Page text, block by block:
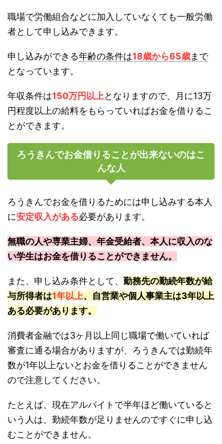
職場で労働組合などに加入していなくても一般労働
者として申し込みできます。
申し込みができる年齢の条件は18歳から65歳まで
となっています。
年収条件は150万円以上となりますので、月に13万
円程度以上の給料をもらっていればお金を借りるこ
とができます。
ろうきんでお金借りることが出来ないのはこ
んな人
ろうきんでお金を借りるためには申し込みする本人
に安定収入がある必要があります。
無職の人や専業主婦、年金受給者、本人に収入のな
い学生はお金を借りることができません。
また、申し込み条件として、 勤務先の勤続年数が給
与所得者は1年以上、自営業や個人事業主は3年以上
ある必要があります。
消費者金融では3ヶ月以上同じ職場で働いていれば
審査に通る場合がありますが、ろうきんでは勤続年
数が1年以上ないとお金を借りることができません
ので注意してください。
たとえば、現在アルバイトで半年ほど働いていると
いう人は、勤続年数が足りませんのですぐに申し込
むことができません。